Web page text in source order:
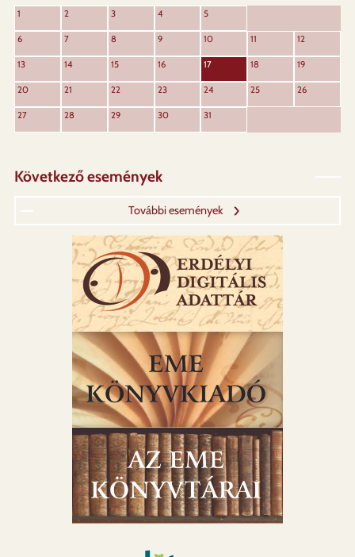
PREVIOUS
1 2 3 4 5
6 7 8 9 10 11 12
13 14 15 16 17 18 19
20 21 22 23 24 25 26
27 28 29 30 31
Következő események
További események